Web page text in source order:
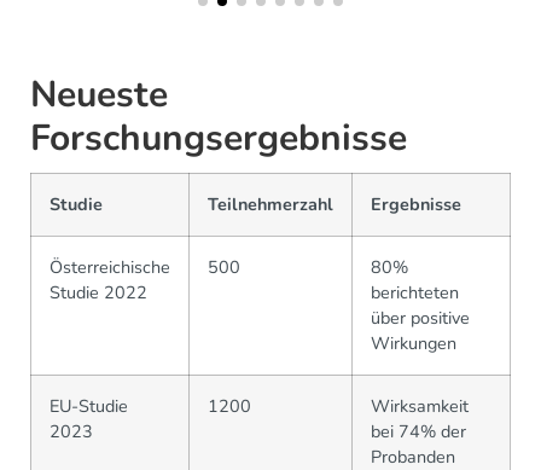
Neueste
Forschungsergebnisse
Studie Teilnehmerzahl Ergebnisse
Österreichische
Studie 2022
500
80%
berichteten
über positive
Wirkungen
EU-Studie
2023
1200
Wirksamkeit
bei 74% der
Probanden